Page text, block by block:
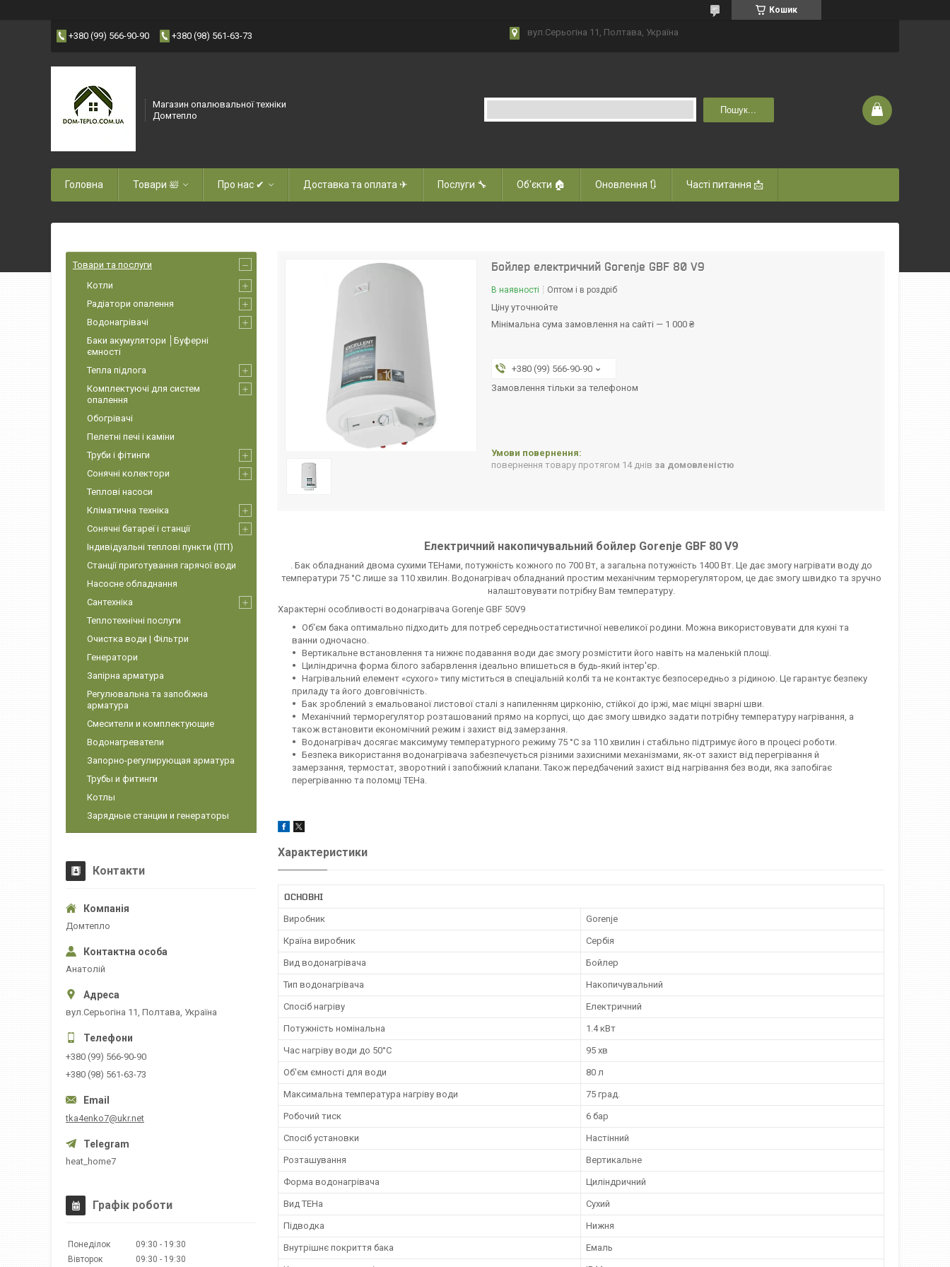
Кошик
+380 (99) 566-90-90 +380 (98) 561-63-73 вул.Серьогіна 11, Полтава, Україна
Магазин опалювальної техніки
Домтепло
Пошук...
Головна Товари 🛀 Про нас ✔ Доставка та оплата ✈ Послуги 🔧 Об'єкти 🏠 Оновлення 🔃 Часті питання 📩
Бойлер електричний Gorenje GBF 80 V9
В наявності Оптом і в роздріб
Ціну уточнюйте
Мінімальна сума замовлення на сайті — 1 000 ₴
+380 (99) 566-90-90
Замовлення тільки за телефоном
повернення товару протягом 14 днів за домовленістю
Електричний накопичувальний бойлер Gorenje GBF 80 V9
. Бак обладнаний двома сухими ТЕНами, потужність кожного по 700 Вт, а загальна потужність 1400 Вт. Це дає змогу нагрівати воду до
температури 75 °C лише за 110 хвилин. Водонагрівач обладнаний простим механічним терморегулятором, це дає змогу швидко та зручно
налаштовувати потрібну Вам температуру.
Характерні особливості водонагрівача Gorenje GBF 50V9
Об'єм бака оптимально підходить для потреб середньостатистичної невеликої родини. Можна використовувати для кухні та
ванни одночасно.
Вертикальне встановлення та нижнє подавання води дає змогу розмістити його навіть на маленькій площі.
Циліндрична форма білого забарвлення ідеально впишеться в будь-який інтер'єр.
Нагрівальний елемент «сухого» типу міститься в спеціальній колбі та не контактує безпосередньо з рідиною. Це гарантує безпеку
приладу та його довговічність.
Бак зроблений з емальованої листової сталі з напиленням цирконію, стійкої до іржі, має міцні зварні шви.
Механічний терморегулятор розташований прямо на корпусі, що дає змогу швидко задати потрібну температуру нагрівання, а
також встановити економічний режим і захист від замерзання.
Водонагрівач досягає максимуму температурного режиму 75 °C за 110 хвилин і стабільно підтримує його в процесі роботи.
Безпека використання водонагрівача забезпечується різними захисними механізмами, як-от захист від перегрівання й
замерзання, термостат, зворотний і запобіжний клапани. Також передбачений захист від нагрівання без води, яка запобігає
перегріванню та поломці ТЕНа.
Характеристики
ОСНОВНІ
Виробник Gorenje
Країна виробник Сербія
Вид водонагрівача Бойлер
Тип водонагрівача Накопичувальний
Спосіб нагріву Електричний
Потужність номінальна 1.4 кВт
Час нагріву води до 50°С 95 хв
Об'єм ємності для води 80 л
Максимальна температура нагріву води 75 град.
Робочий тиск 6 бар
Спосіб установки Настінний
Розташування Вертикальне
Форма водонагрівача Циліндричний
Вид ТЕНа Сухий
Підводка Нижня
Внутрішнє покриття бака Емаль
Товари та послуги
Котли
Радіатори опалення
Водонагрівачі
Баки акумулятори │Буферні
ємності
Тепла підлога
Комплектуючі для систем
опалення
Обогрівачі
Пелетні печі і каміни
Труби і фітинги
Сонячні колектори
Теплові насоси
Кліматична техніка
Сонячні батареї і станції
Індивідуальні теплові пункти (ІТП)
Станції приготування гарячої води
Насосне обладнання
Сантехніка
Теплотехнічні послуги
Очистка води | Фільтри
Генератори
Запірна арматура
Регулювальна та запобіжна
арматура
Смесители и комплектующие
Водонагреватели
Запорно-регулирующая арматура
Трубы и фитинги
Котлы
Зарядные станции и генераторы
Контакти
Домтепло
Анатолій
вул.Серьогіна 11, Полтава, Україна
+380 (99) 566-90-90
+380 (98) 561-63-73
tka4enko7@ukr.net
heat_home7
Графік роботи
Понеділок 09:30
19:30
Вівторок
09:30 19:30